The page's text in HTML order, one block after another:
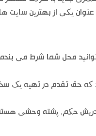
محل شما شرط می بندم
که حق تقدم در تهیه یک
حکم, پشته وحشی هستند